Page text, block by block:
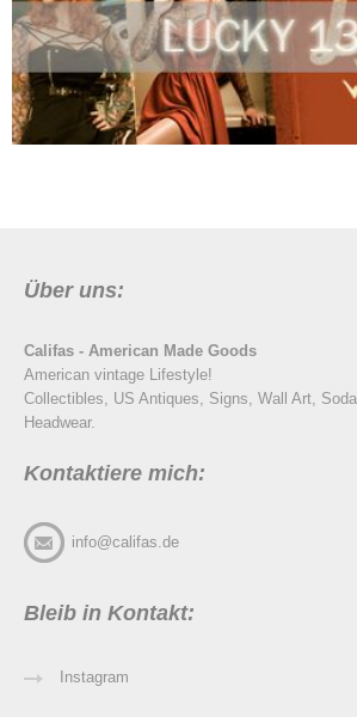
Über uns:
Califas - American Made Goods
American vintage Lifestyle!
Collectibles, US Antiques, Signs, Wall Art,
Headwear.
Kontaktiere mich:
info@califas.de
Bleib in Kontakt:
Instagram